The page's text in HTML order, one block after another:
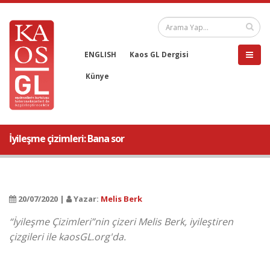
ENGLISH Kaos GL Dergisi
Künye
İyileşme çizimleri: Bana sor
20/07/2020 | Yazar: Melis Berk
“İyileşme Çizimleri”nin çizeri Melis Berk, iyileştiren
çizgileri ile kaosGL.org'da.